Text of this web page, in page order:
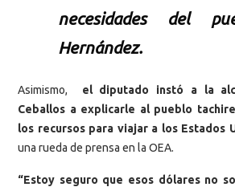
necesidades del
Hernández.
Asimismo, el diputado instó a la
Ceballos a explicarle al pueblo
los recursos para viajar a los Estados
una rueda de prensa en la OEA.
“Estoy seguro que esos dólares no